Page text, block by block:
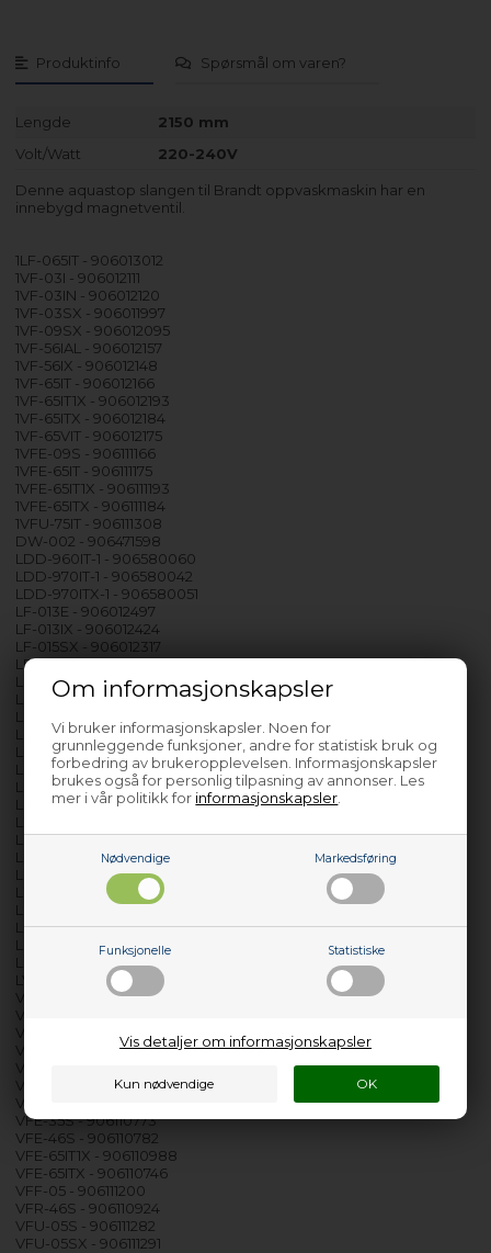
Om informasjonskapsler
Vi bruker informasjonskapsler. Noen for
grunnleggende funksjoner, andre for statistisk bruk og
forbedring av brukeropplevelsen. Informasjonskapsler
brukes også for personlig tilpasning av annonser. Les
mer i vår politikk for informasjonskapsler
Nødvendige Markedsføring
Funksjonelle Statistiske
Vis detaljer om informasjonskapsler
Produktinfo Spørsmål om varen?
Lengde
2150 mm
Volt/Watt
220-240V
Denne aquastop slangen til Brandt oppvaskmaskin har en
innebygd magnetventil.
1LF-065IT - 906013012
1VF-03I - 906012111
1VF-03IN - 906012120
1VF-03SX - 906011997
1VF-09SX - 906012095
1VF-56IAL - 906012157
1VF-56IX - 906012148
1VF-65IT - 906012166
1VF-65IT1X - 906012193
1VF-65ITX - 906012184
1VF-65VIT - 906012175
1VFE-09S - 906111166
1VFE-65IT - 906111175
1VFE-65IT1X - 906111193
1VFE-65ITX - 906111184
1VFU-75IT - 906111308
DW-002 - 906471598
LDD-960IT-1 - 906580060
LDD-970IT-1 - 906580042
LDD-970ITX-1 - 906580051
LF-013E - 906012497
LF-013IX - 906012424
LF-015SX - 906012317
LF-020S - 906012380
LF-020SX - 906012399
LF-073IT - 906012576
LF-65IT - 906012567
LF-65IT1X - 906012549
LF-65ITX - 906012558
LFF-0131 - 906111442
LFF-013X1 - 906111451
LFF-017 - 906111521
LFI-041X - 906112664
LFU-013S - 906111905
LFU-013SX - 906111914
LFU-017IX - 906111987
LFU-017S - 906111923
LFU-017SX - 906111932
LFU-020S - 906111941
LFU-020SX - 906111950
LFU-073IT - 906112012
LV-861E - 906010765
VF-56E - 906011513
VF-56I - 906011620
VF-56IN - 906011611
VF-56IX - 906011602
VF-65IT - 906011648
VF-65VIT - 906011639
VFE-07S - 906110791
VFE-35S - 906110773
VFE-46S - 906110782
VFE-65IT1X - 906110988
VFE-65ITX - 906110746
VFF-05 - 906111200
VFR-46S - 906110924
VFU-05S - 906111282
VFU-05SX - 906111291